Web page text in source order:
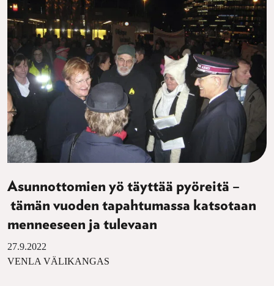
Asunnottomien yö täyttää pyöreitä –
tämän vuoden tapahtumassa katsotaan
menneeseen ja tulevaan
27.9.2022
VENLA VÄLIKANGAS